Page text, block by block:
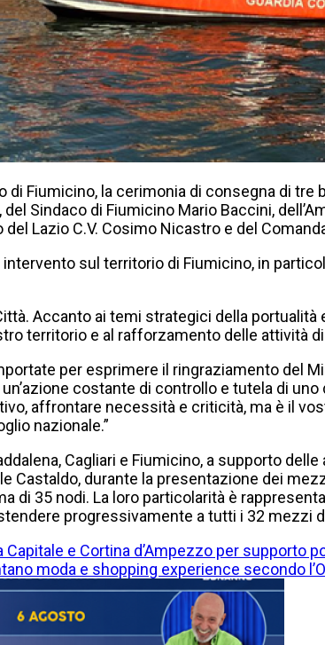
Fiumicino, la cerimonia di consegna di tre
Sindaco di Fiumicino Mario Baccini,
Lazio C.V. Cosimo Nicastro e del
sul territorio di Fiumicino, in
Accanto ai temi strategici della
territorio e al rafforzamento delle attività
per esprimere il ringraziamento del
costante di controllo e tutela di
affrontare necessità e criticità, ma è il
nazionale.”
Cagliari e Fiumicino, a supporto
Castaldo, durante la presentazione dei
di 35 nodi. La loro particolarità è
progressivamente a tutti i 32 mezzi
e Cortina d’Ampezzo per supporto
moda e shopping experience secondo